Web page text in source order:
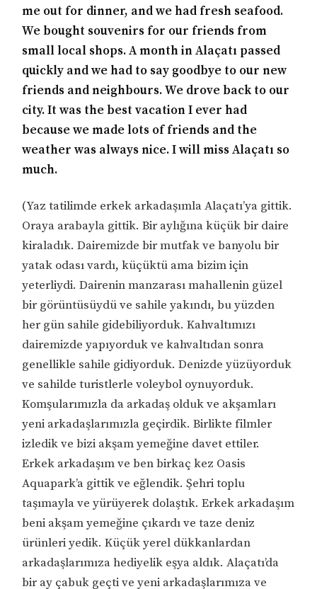
me out for dinner, and we had fresh seafood.
We bought souvenirs for our friends from
small local shops. A month in Alaçatı passed
quickly and we had to say goodbye to our new
friends and neighbours. We drove back to our
city. It was the best vacation I ever had
because we made lots of friends and the
weather was always nice. I will miss Alaçatı so
much.
(Yaz tatilimde erkek arkadaşımla Alaçatı’ya gittik.
Oraya arabayla gittik. Bir aylığına küçük bir daire
kiraladık. Dairemizde bir mutfak ve banyolu bir
yatak odası vardı, küçüktü ama bizim için
yeterliydi. Dairenin manzarası mahallenin güzel
bir görüntüsüydü ve sahile yakındı, bu yüzden
her gün sahile gidebiliyorduk. Kahvaltımızı
dairemizde yapıyorduk ve kahvaltıdan sonra
genellikle sahile gidiyorduk. Denizde yüzüyorduk
ve sahilde turistlerle voleybol oynuyorduk.
Komşularımızla da arkadaş olduk ve akşamları
yeni arkadaşlarımızla geçirdik. Birlikte filmler
izledik ve bizi akşam yemeğine davet ettiler.
Erkek arkadaşım ve ben birkaç kez Oasis
Aquapark’a gittik ve eğlendik. Şehri toplu
taşımayla ve yürüyerek dolaştık. Erkek arkadaşım
beni akşam yemeğine çıkardı ve taze deniz
ürünleri yedik. Küçük yerel dükkanlardan
arkadaşlarımıza hediyelik eşya aldık. Alaçatı’da
bir ay çabuk geçti ve yeni arkadaşlarımıza ve